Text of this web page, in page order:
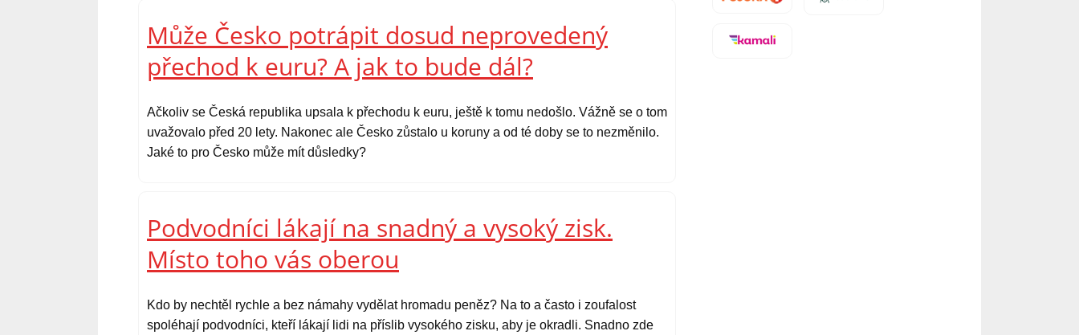
Může Česko potrápit dosud neprovedený
přechod k euru? A jak to bude dál?
Ačkoliv se Česká republika upsala k přechodu k euru, ještě k tomu nedošlo. Vážně se o tom
uvažovalo před 20 lety. Nakonec ale Česko zůstalo u koruny a od té doby se to nezměnilo.
Jaké to pro Česko může mít důsledky?
Podvodníci lákají na snadný a vysoký zisk.
Místo toho vás oberou
Kdo by nechtěl rychle a bez námahy vydělat hromadu peněz? Na to a často i zoufalost
spoléhají podvodníci, kteří lákají lidi na příslib vysokého zisku, aby je okradli. Snadno zde